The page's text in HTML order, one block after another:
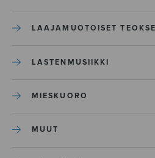
LAAJAMUOTOISET
LASTENMUSIIKKI
MIESKUORO
MUUT